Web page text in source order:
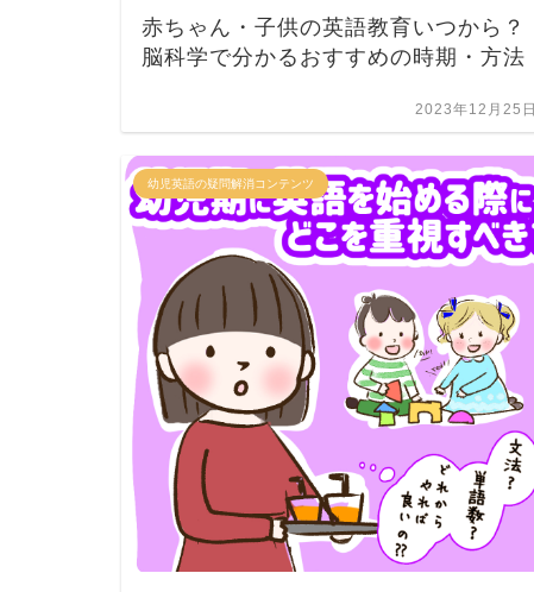
赤ちゃん・子供の英語教育いつから？
脳科学で分かるおすすめの時期・方法
2023年12月25日
幼児英語の疑問解消コンテンツ